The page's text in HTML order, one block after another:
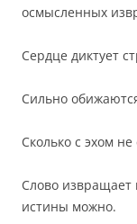
осмысленных
Сердце диктует
Сильно
Сколько с эхом
Слово извращает
истины можно.